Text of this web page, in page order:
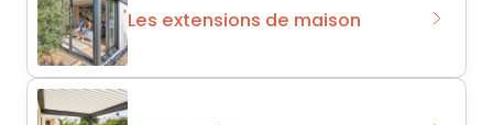
Les extensions de maison